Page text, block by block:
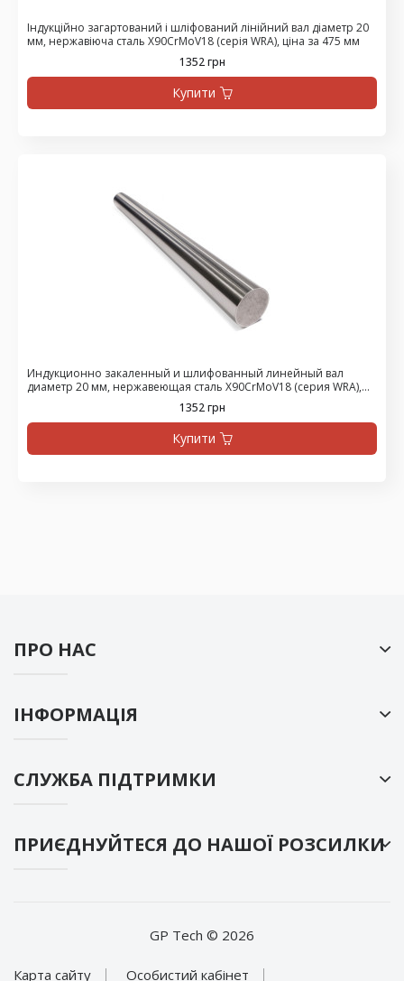
Індукційно загартований і шліфований лінійний вал діаметр 20
мм, нержавіюча сталь X90CrMoV18 (серія WRA), ціна за 475 мм
1352 грн
Купити
Индукционно закаленный и шлифованный линейный вал
диаметр 20 мм, нержавеющая сталь X90CrMoV18 (серия WRA),
1352 грн
Купити
ПРО НАС
ІНФОРМАЦІЯ
СЛУЖБА ПІДТРИМКИ
ПРИЄДНУЙТЕСЯ ДО НАШОЇ РОЗСИЛКИ
GP Tech © 2026
Карта сайту Особистий кабінет